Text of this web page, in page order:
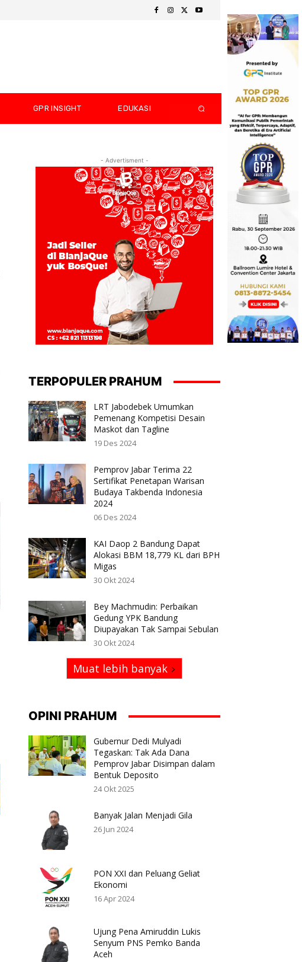
GPR INSIGHT EDUKASI
- Advertisment -
TERPOPULER PRAHUM
LRT Jabodebek Umumkan
Pemenang Kompetisi Desain
Maskot dan Tagline
19 Des 2024
Pemprov Jabar Terima 22
Sertifikat Penetapan Warisan
Budaya Takbenda Indonesia
2024
06 Des 2024
KAI Daop 2 Bandung Dapat
Alokasi BBM 18,779 KL dari BPH
Migas
30 Okt 2024
Bey Machmudin: Perbaikan
Gedung YPK Bandung
Diupayakan Tak Sampai Sebulan
30 Okt 2024
Muat lebih banyak
OPINI PRAHUM
Gubernur Dedi Mulyadi
Tegaskan: Tak Ada Dana
Pemprov Jabar Disimpan dalam
Bentuk Deposito
24 Okt 2025
Banyak Jalan Menjadi Gila
26 Jun 2024
PON XXI dan Peluang Geliat
Ekonomi
16 Apr 2024
Ujung Pena Amiruddin Lukis
Senyum PNS Pemko Banda
Aceh